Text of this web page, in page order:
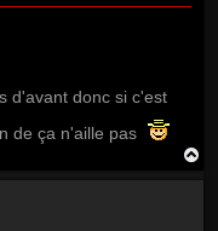
d'avant donc si c'est
de ça n'aille pas